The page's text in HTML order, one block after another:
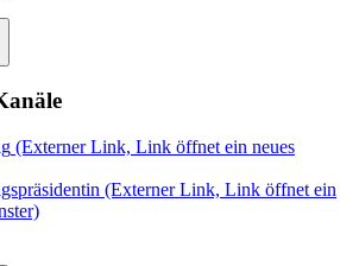
(Externer Link, Link öffnet ein neues
(Externer Link, Link öffnet ein